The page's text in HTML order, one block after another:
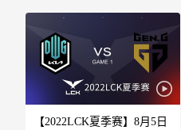
【2022LCK夏季赛】8月5日